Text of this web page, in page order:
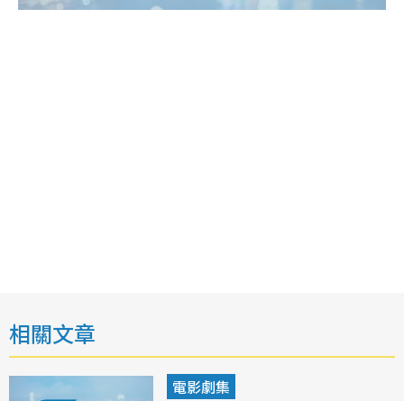
相關文章
電影劇集